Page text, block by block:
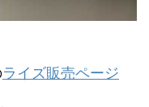
ライズ販売ページ